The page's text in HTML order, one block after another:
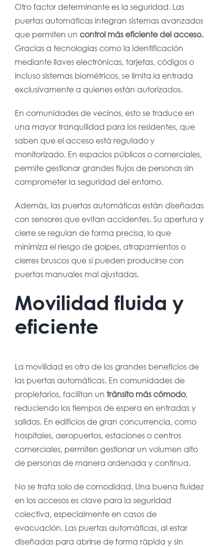
Otro factor determinante es la seguridad. Las
puertas automáticas integran sistemas avanzados
que permiten un control más eficiente del acceso.
Gracias a tecnologías como la identificación
mediante llaves electrónicas, tarjetas, códigos o
incluso sistemas biométricos, se limita la entrada
exclusivamente a quienes están autorizados.
En comunidades de vecinos, esto se traduce en
una mayor tranquilidad para los residentes, que
saben que el acceso está regulado y
monitorizado. En espacios públicos o comerciales,
permite gestionar grandes flujos de personas sin
comprometer la seguridad del entorno.
Además, las puertas automáticas están diseñadas
con sensores que evitan accidentes. Su apertura y
cierre se regulan de forma precisa, lo que
minimiza el riesgo de golpes, atrapamientos o
cierres bruscos que sí pueden producirse con
puertas manuales mal ajustadas.
Movilidad fluida y
eficiente
La movilidad es otro de los grandes beneficios de
las puertas automáticas. En comunidades de
propietarios, facilitan un tránsito más cómodo,
reduciendo los tiempos de espera en entradas y
salidas. En edificios de gran concurrencia, como
hospitales, aeropuertos, estaciones o centros
comerciales, permiten gestionar un volumen alto
de personas de manera ordenada y continua.
No se trata solo de comodidad. Una buena fluidez
en los accesos es clave para la seguridad
colectiva, especialmente en casos de
evacuación. Las puertas automáticas, al estar
diseñadas para abrirse de forma rápida y sin